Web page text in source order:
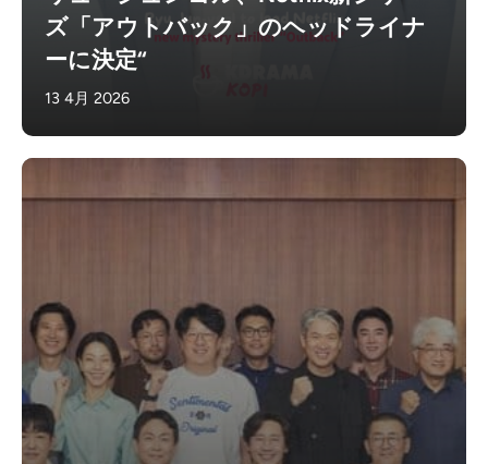
ズ「アウトバック」のヘッドライナ
ーに決定“
13 4月 2026